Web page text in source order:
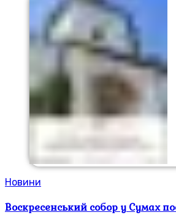
Новини
Воскресенський собор у Сумах